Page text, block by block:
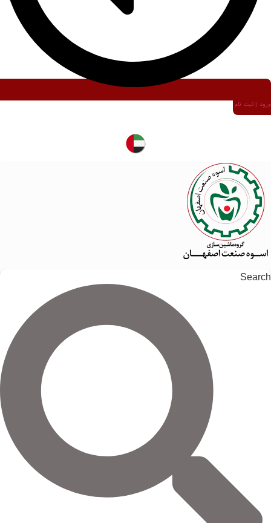
ورود | ثبت نام
Search